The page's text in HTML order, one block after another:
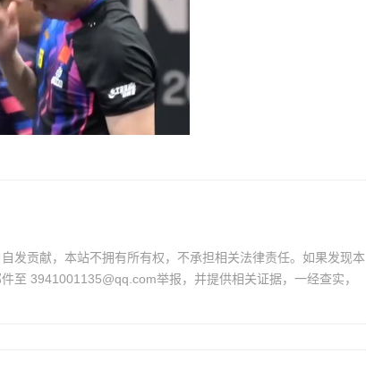
发贡献，本站不拥有所有权，不承担相关法律责任。如果发现本
至 3941001135@qq.com举报，并提供相关证据，一经查实，